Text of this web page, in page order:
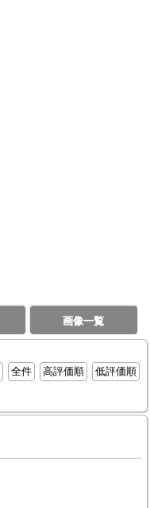
画像一覧
全件 高評価順
低評価順